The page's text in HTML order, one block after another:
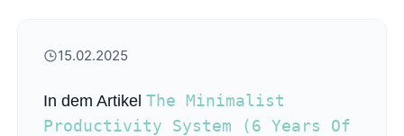
15.02.2025
In dem Artikel The Minimalist
Productivity System (6 Years Of